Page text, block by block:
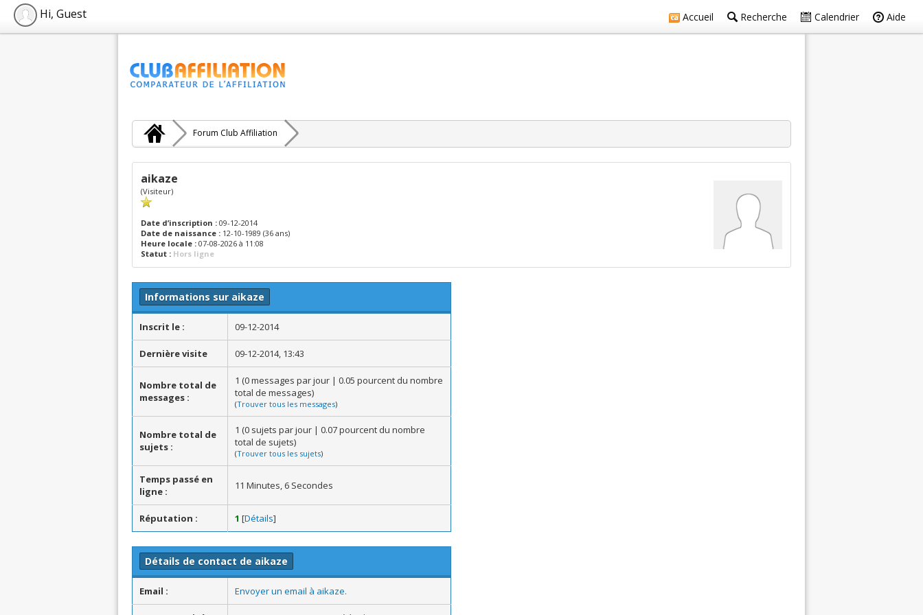
Accueil Recherche Calendrier Aide
Hi, Guest
Forum Club Affiliation
aikaze
(Visiteur)
Date d’inscription : 09-12-2014
Date de naissance : 12-10-1989 (36 ans)
Heure locale : 07-08-2026 à 11:08
Statut : Hors ligne
Informations sur aikaze
Inscrit le : 09-12-2014
Dernière visite 09-12-2014, 13:43
Nombre total de
messages :
1 (0 messages par jour | 0.05 pourcent du nombre
total de messages)
(Trouver tous les messages)
Nombre total de
sujets :
1 (0 sujets par jour | 0.07 pourcent du nombre
total de sujets)
(Trouver tous les sujets)
Temps passé en
ligne :
11 Minutes, 6 Secondes
Réputation : 1 [Détails]
Détails de contact de aikaze
Email : Envoyer un email à aikaze.